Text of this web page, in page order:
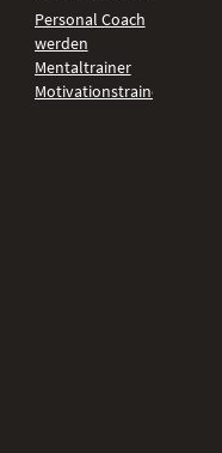
Personal Coach
werden
Mentaltrainer
Motivationstrainer